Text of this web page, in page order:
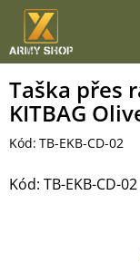
Přejít
obsah
Taška přes
KITBAG
Kód: TB-EKB-CD-02
Kód: TB-EKB-CD-02